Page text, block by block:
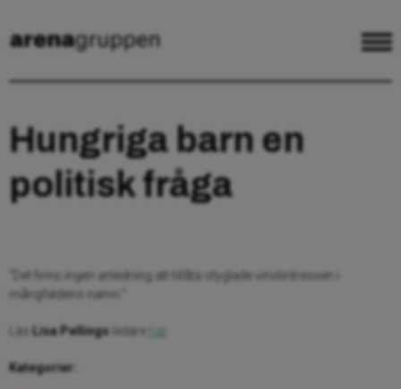
Hungriga barn en
politisk fråga
“Det finns ingen anledning att tillåta otyglade vinstintressen i
mångfaldens namn.”
Läs Lisa Pellings ledare här
Kategorier: